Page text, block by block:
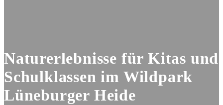
Naturerlebnisse für Kitas und
Schulklassen im Wildpark
Lüneburger Heide